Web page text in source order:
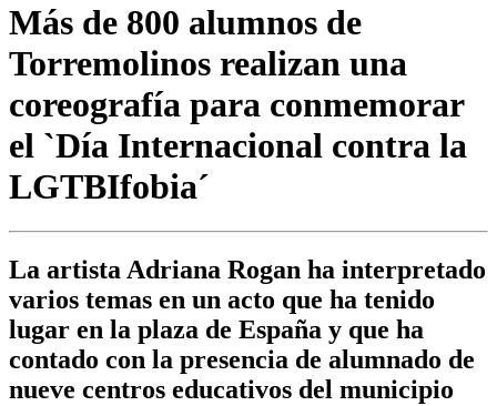
Más de 800 alumnos de
Torremolinos realizan una
coreografía para conmemorar
el `Día Internacional contra la
LGTBIfobia´
La artista Adriana Rogan ha interpretado
varios temas en un acto que ha tenido
lugar en la plaza de España y que ha
contado con la presencia de alumnado de
nueve centros educativos del municipio